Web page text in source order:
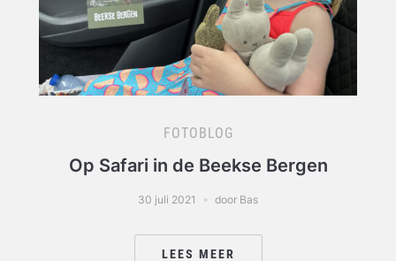
FOTOBLOG
Op Safari in de Beekse Bergen
30 juli 2021 door Bas
LEES MEER